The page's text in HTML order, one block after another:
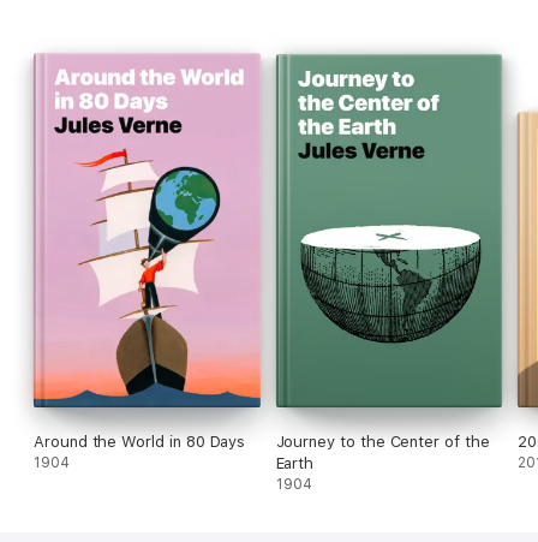
Around the World in 80 Days
1904
Journey to the Center of the
Earth
1904